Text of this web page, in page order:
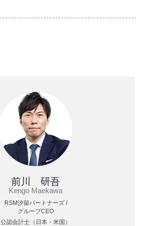
前川 研吾
Kengo Maekawa
RSM汐留パートナーズ /
グループCEO
公認会計士（日本・米国）